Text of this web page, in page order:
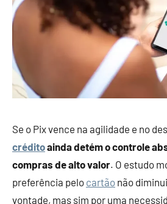
Se o Pix vence na agilidade e no
créditoainda detém o controle
compras de alto valor. O estudo
preferência pelo cartão não
vontade, mas sim por uma